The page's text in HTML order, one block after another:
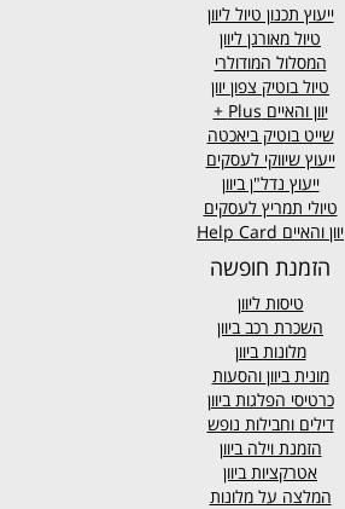
ייעוץ תכנון טיול ליוון
טיול מאורגן ליוון
המסלול המודולרי
טיול בוטיק צפון יוון
יוון והאיים Plus +
שייט בוטיק ביאכטה
ייעוץ שיווקי לעסקים
ייעוץ נדל"ן ביוון
טיולי תמריץ לעסקים
יוון והאיים Help Card
הזמנת חופשה
טיסות ליוון
השכרת רכב ביוון
מלונות ביוון
מונית ביוון והסעות
כרטיסי הפלגות ביוון
דילים וחבילות נופש
הזמנת וילה ביוון
אטרקציות ביוון
המלצה על מלונות